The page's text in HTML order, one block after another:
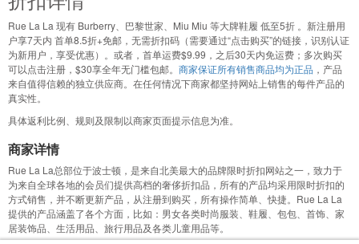
Rue La La 现有 Burberry、巴黎世家、Miu Miu 等大牌鞋履 低至5折 。新注册用
户享7天内 首单8.5折+免邮，无需折扣码（需要通过“点击购买”的链接，识别认证
为新用户，享受优惠）。或者，首单运费$9.99，之后30天内免运费；多次购买
可以点击注册，$30享全年无门槛包邮。 商家保证所有销售商品均为正品 ，产品
来自值得信赖的独立供应商。在任何情况下商家都坚持网站上销售的每件产品的
真实性。
具体返利比例、规则及限制以商家页面提示信息为准。
商家详情
Rue La La总部位于波士顿，是来自北美最大的品牌限时折扣网站之一，致力于
为来自全球各地的会员们提供高档的奢侈折扣品，所有的产品均采用限时折扣的
方式销售，并不断更新产品，从注册到购买，所有操作简单、快捷。Rue La La
提供的产品涵盖了各个方面，比如：男女各类时尚服装、鞋履、包包、首饰、家
居装饰品、生活用品、旅行用品及各类儿童用品等。